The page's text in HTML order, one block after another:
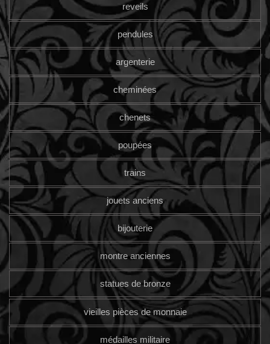
reveils
pendules
argenterie
cheminées
chenets
poupées
trains
jouets anciens
bijouterie
montre anciennes
statues de bronze
vieilles pièces de monnaie
médailles militaire